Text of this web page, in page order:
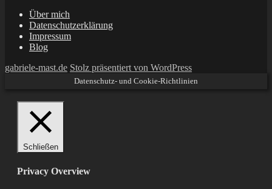
Über mich
Datenschutzerklärung
Impressum
Blog
gabriele-mast.de Stolz präsentiert von WordPress
Datenschutz- und Cookie-Richtlinien
Schließen
Privacy Overview